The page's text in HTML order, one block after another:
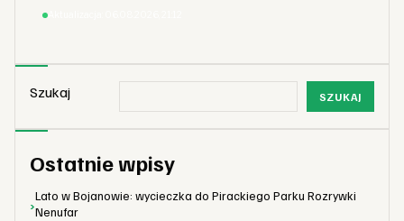
Szukaj SZUKAJ
Ostatnie wpisy
Lato w Bojanowie: wycieczka do Pirackiego Parku Rozrywki
Nenufar